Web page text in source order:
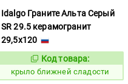
Idalgo Граните Альта Серый
SR 29.5 керамогранит
29,5x120
828845
Код товара:
крыло ближней сладости